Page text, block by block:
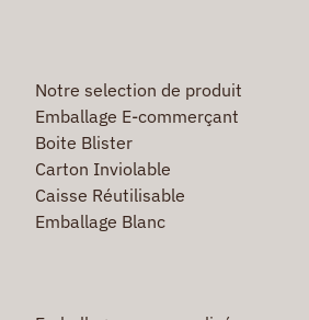
Notre selection de produit
Emballage E-commerçant
Boite Blister
Carton Inviolable
Caisse Réutilisable
Emballage Blanc